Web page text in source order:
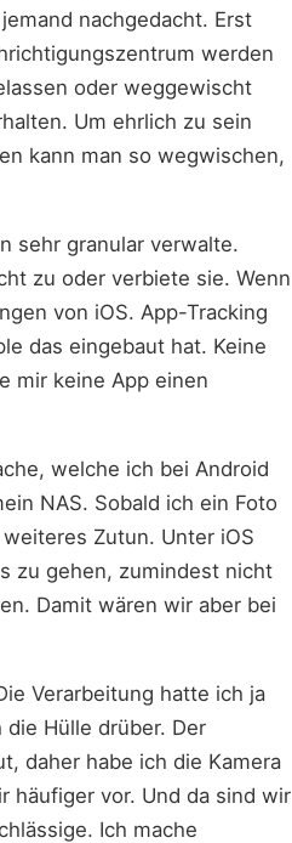
nachgedacht. Erst
werden
oder weggewischt
Um ehrlich zu sein
kann man so wegwischen,
sehr granular verwalte.
zu oder verbiete sie. Wenn
von iOS. App-Tracking
das eingebaut hat. Keine
mir keine App einen
welche ich bei Android
NAS. Sobald ich ein Foto
Zutun. Unter iOS
zu gehen, zumindest nicht
Damit wären wir aber bei
Verarbeitung hatte ich ja
Hülle drüber. Der
daher habe ich die Kamera
häufiger vor. Und da sind wir
Ich mache